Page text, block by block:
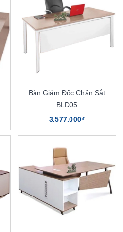
Bàn Giám Đốc Chân Sắt
BLD05
3.577.000₫